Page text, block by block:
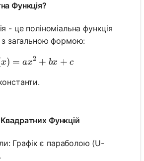
Функція?
- це поліноміальна функція
з загальною формою:
f(x)=a x^2+b x+c
x) = ax2 + bx + c
Функцій
Графік є параболою (U-